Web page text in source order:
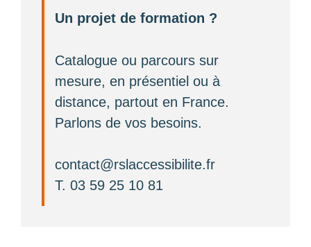
Un projet de formation ?
Catalogue ou parcours sur
mesure, en présentiel ou à
distance, partout en France.
Parlons de vos besoins.
contact@rslaccessibilite.fr
T. 03 59 25 10 81